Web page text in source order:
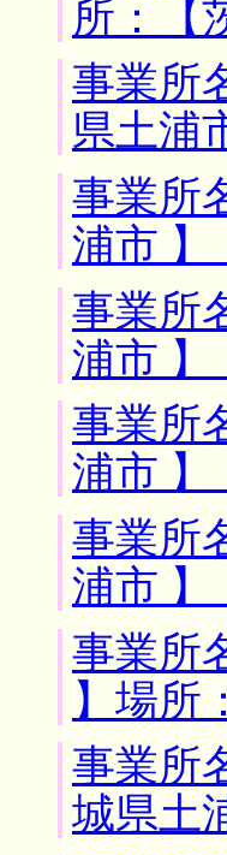
所：【
事業所
県土浦
事業所
浦市 】
事業所
浦市 】
事業所
浦市 】
事業所
浦市 】
事業所
】場所
事業所
城県土